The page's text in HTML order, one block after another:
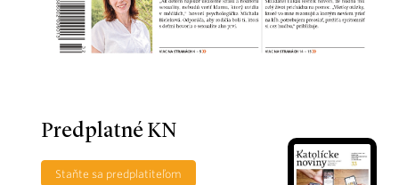
Predplatné KN
Staňte sa predplatiteľom